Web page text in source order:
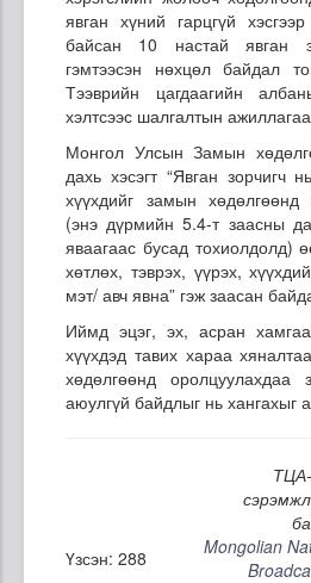
явган хүний гарцгүй
байсан 10 настай явган
гэмтээсэн нөхцөл байдал
Тээврийн цагдаагийн
хэлтсээс шалгалтын
Монгол Улсын Замын
дахь хэсэгт “Явган зорчигч
хүүхдийг замын хөдөлгөөнд
(энэ дүрмийн 5.4-т заасны
яваагаас бусад тохиолдолд)
хөтлөх, тэврэх, үүрэх,
мэт/ авч явна” гэж заасан
Иймд эцэг, эх, асран
хүүхдэд тавих хараа
хөдөлгөөнд
аюулгүй байдлыг нь хангахыг
Үзсэн: 288
Mongolian